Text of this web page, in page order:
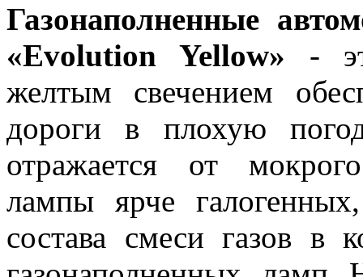
Газонаполненные
«Evolution Yellow» -
желтым свечением
дороги в плохую
отражается от
лампы ярче
состава смеси газов в